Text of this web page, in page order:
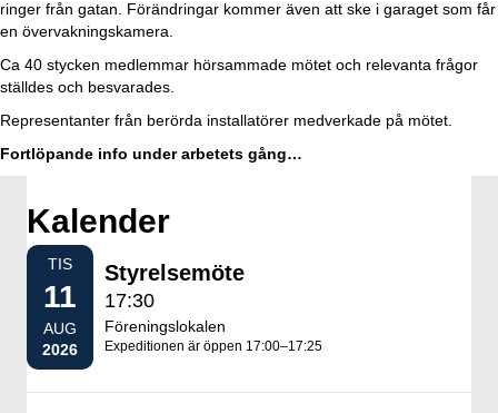
ringer från gatan. Förändringar kommer även att ske i garaget som får
en övervakningskamera.
Ca 40 stycken medlemmar hörsammade mötet och relevanta frågor
ställdes och besvarades.
Representanter från berörda installatörer medverkade på mötet.
Fortlöpande info under arbetets gång…
Kalender
TIS
11
AUG
2026
Styrelsemöte
17:30
Föreningslokalen
Expeditionen är öppen 17:00–17:25